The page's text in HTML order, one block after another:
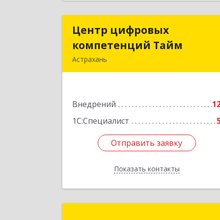
Центр цифровых
компетенций Тайм
Астрахань
Внедрений
1С:Специалист
Отправить заявку
Показать контакты
Центр цифровых
компетенций Тайм
литера В,
Отправить заявку
Назад